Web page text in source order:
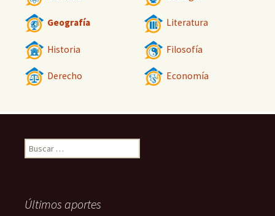
Geografía Literatura
Historia Filosofía
Derecho Economía
Buscar:
Últimos aportes